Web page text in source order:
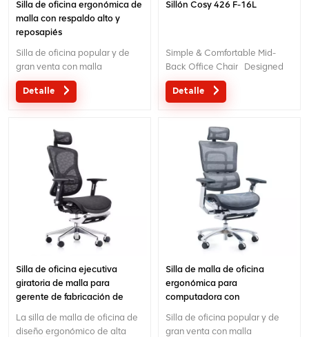
Silla de oficina ergonómica de
malla con respaldo alto y
reposapiés
Silla de oficina popular y de
gran venta con malla
transpirable y soporte lumbar
separado.Se aceptan servicios
Detalle
Sillón Cosy 426 F-16L
Simple & Comfortable Mid-
Back Office Chair Designed
for hassle-free daily use, this
mid-back office chair stands
adapt to different body types
and sitting habits, ensuring
optimal arm support. The
ergonomic lumbar pillow fits
snugly against your lower
back, relieving pressure and
enhancing comfort throughout
your workday. With a durable
frame, smooth swivel function
a reliable and low-
maintenance seating solution
for any office environment.
Detalle
Silla de oficina ejecutiva
giratoria de malla para
gerente de fabricación de
La silla de malla de oficina de
diseño ergonómico de alta
Silla de malla de oficina
ergonómica para
computadora con
Silla de oficina popular y de
gran venta con malla